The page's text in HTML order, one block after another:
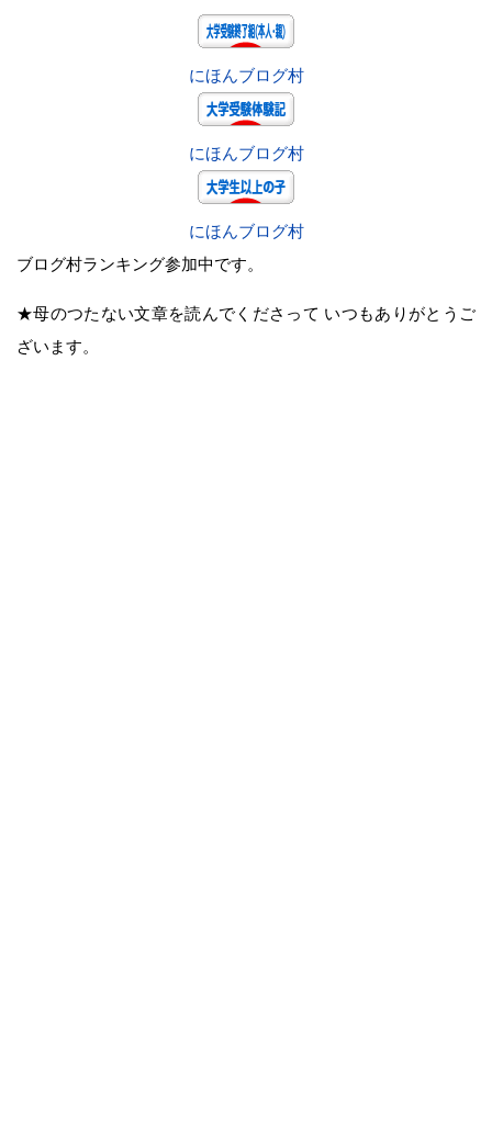
にほんブログ村
にほんブログ村
にほんブログ村
ブログ村ランキング参加中です。
★母のつたない文章を読んでくださって いつもありがとうご
ざいます。